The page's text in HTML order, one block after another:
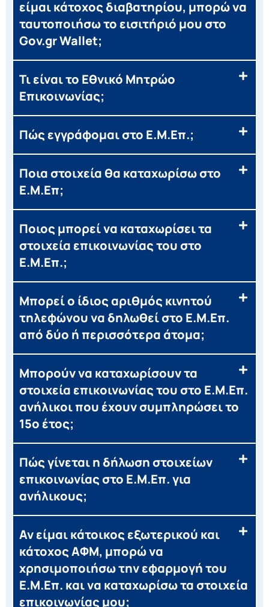
είμαι κάτοχος διαβατηρίου, μπορώ να
ταυτοποιήσω το εισιτήριό μου στο
Gov.gr Wallet;
Τι είναι το Εθνικό Μητρώο
Επικοινωνίας;
Πώς εγγράφομαι στο Ε.Μ.Επ.;
Ποια στοιχεία θα καταχωρίσω στο
Ε.Μ.Επ;
Ποιος μπορεί να καταχωρίσει τα
στοιχεία επικοινωνίας του στο
Ε.Μ.Επ.;
Μπορεί ο ίδιος αριθμός κινητού
τηλεφώνου να δηλωθεί στο Ε.Μ.Επ.
από δύο ή περισσότερα άτομα;
Μπορούν να καταχωρίσουν τα
στοιχεία επικοινωνίας του στο Ε.Μ.Επ.
ανήλικοι που έχουν συμπληρώσει το
15ο έτος;
Πώς γίνεται η δήλωση στοιχείων
επικοινωνίας στο Ε.Μ.Επ. για
ανήλικους;
Αν είμαι κάτοικος εξωτερικού και
κάτοχος ΑΦΜ, μπορώ να
χρησιμοποιήσω την εφαρμογή του
Ε.Μ.Επ. και να καταχωρίσω τα στοιχεία
επικοινωνίας μου;